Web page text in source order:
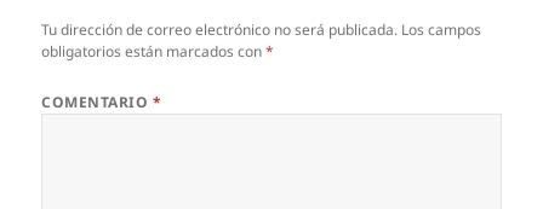
Tu dirección de correo electrónico no será publicada. Los campos
obligatorios están marcados con*
COMENTARIO *